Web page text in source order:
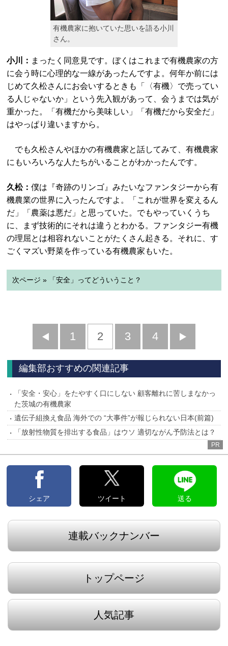
有機農家に抱いていた思いを語る小川
さん。
小川： まったく同意見です。ぼくはこれまで有機農家の方
に会う時に心理的な一線があったんですよ。何年か前には
じめて久松さんにお会いするときも「〈有機〉で売ってい
る人じゃないか」という先入観があって、会うまでは気が
重かった。「有機だから美味しい」「有機だから安全だ」
はやっぱり違いますから。
でも久松さんやほかの有機農家と話してみて、有機農家
にもいろいろな人たちがいることがわかったんです。
久松：僕は『奇跡のリンゴ』みたいなファンタジーから有
機農業の世界に入ったんですよ。「これが世界を変えるん
だ」「農薬は悪だ」と思っていた。でもやっていくうち
に、まず技術的にそれは違うとわかる。ファンタジー有機
の理屈とは相容れないことがたくさん起きる。それに、す
ごくマズい野菜を作っている有機農家もいた。
次ページ » 「安全」ってどういうこと？
前
へ
1 2 3 4
へ
編集部おすすめの関連記事
「安全・安心」をたやすく口にしない 顧客離れに苦しまなかっ
た茨城の有機農家
遺伝子組換え食品 海外での “大事件”が報じられない日本(前篇)
「放射性物質を排出する食品」はウソ 適切ながん予防法とは？
PR
シェア ツイート 送る
連載バックナンバー
トップページ
人気記事